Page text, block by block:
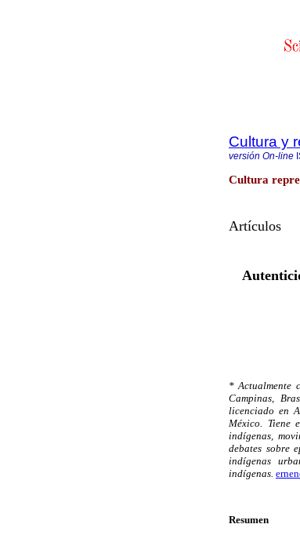
Cultura y
versión On-line
Cultura
Artículos
* Actualmente
Campinas,
licenciado en
México. Tiene
indígenas,
debates sobre
indígenas
indígenas.
Resumen